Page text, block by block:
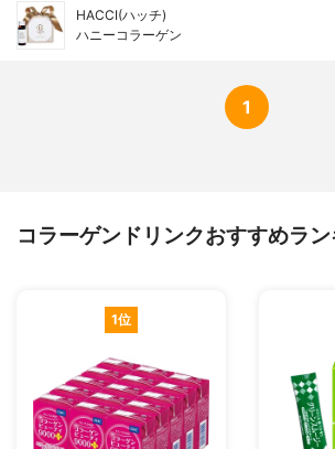
HACCI(ハッチ)
ハニーコラーゲン
1
コラーゲンドリンクおすすめラ
1位